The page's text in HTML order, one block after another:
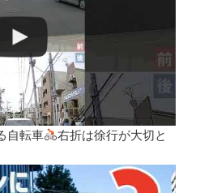
自転車
右折は徐行が大切と